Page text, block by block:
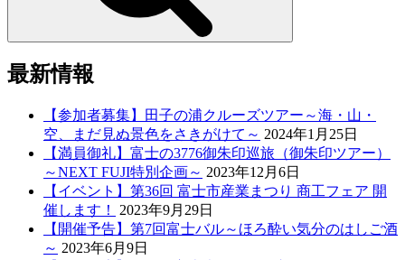
最新情報
【参加者募集】田子の浦クルーズツアー～海・山・
空、まだ見ぬ景色をさきがけて～ 2024年1月25日
【満員御礼】富士の3776御朱印巡旅（御朱印ツアー）
～NEXT FUJI特別企画～ 2023年12月6日
【イベント】第36回 富士市産業まつり 商工フェア 開
催します！
2023年9月29日
【開催予告】第7回富士バル～ほろ酔い気分のはしご酒
～ 2023年6月9日